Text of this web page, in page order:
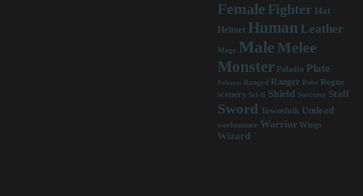
FemaleFighter Hat
Helmet HumanLeather
Mage MaleMelee
Monster Paladin Plate
Polearm Ranged Ranger Robe Rogue
scenery Sci-fi Shield Sorcerer Staff
Sword Townsfolk Undead
warhammer Warrior Wings
Wizard